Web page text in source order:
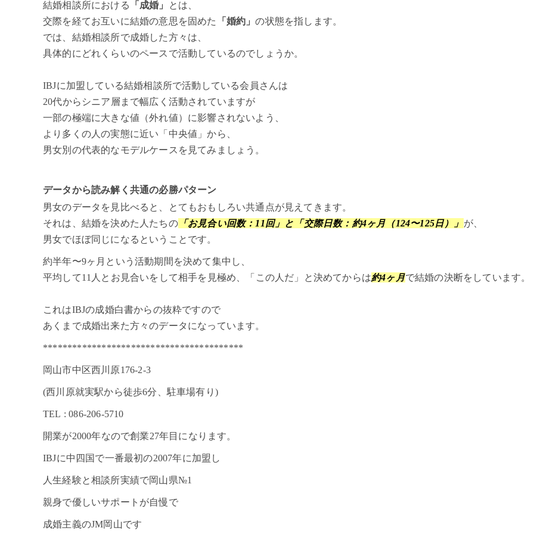
結婚相談所における 「成婚」
とは、
交際を経てお互いに結婚の意思を固めた
「婚約」の状態を指します。
では、結婚相談所で成婚した方々は、
具体的にどれくらいのペースで活動しているのでしょうか。
IBJに加盟している結婚相談所で活動している会員さんは
20代からシニア層まで幅広く活動されていますが
一部の極端に大きな値（外れ値）に影響されないよう、
より多くの人の実態に近い「中央値」から、
男女別の代表的なモデルケースを見てみましょう。
データから読み解く共通の必勝パターン
男女のデータを見比べると、とてもおもしろい共通点が見えてきます。
それは、結婚を決めた人たちの「お見合い回数：11回」と「交際日数：約4ヶ月（124〜125日）」 が、
男女でほぼ同じになるということです。
約半年〜9ヶ月という活動期間を決めて集中し、
平均して11人とお見合いをして相手を見極め、「この人だ」と決めてからは約4ヶ月で結婚の決断をしています。
これはIBJの成婚白書からの抜粋ですので
あくまで成婚出来た方々のデータになっています。
*****************************************
岡山市中区西川原176-2-3
(西川原就実駅から徒歩6分、駐車場有り)
TEL : 086-206-5710
開業が2000年なので創業27年目になります。
IBJに中四国で一番最初の2007年に加盟し
人生経験と相談所実績で岡山県№1
親身で優しいサポートが自慢で
成婚主義のJM岡山です